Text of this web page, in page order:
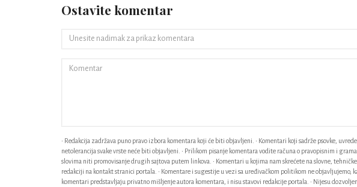
Ostavite komentar
• Redakcija zadržava puno pravo izbora komentara koji će biti objavljeni. • Komentari koji sadrže psovke,
netolerancija svake vrste neće biti objavljeni. • Prilikom pisanje komentara vodite računa o pravopisnim i
slovima niti promovisanje drugih sajtova putem linkova. • Komentari u kojima nam skrećete na slovne,
redakciji na kontakt stranici portala. • Komentare i sugestije u vezi sa uređivačkom politikom ne objavljujemo,
komentari predstavljaju privatno mišljenje autora komentara, i nisu stavovi redakcije portala. • Nijesu